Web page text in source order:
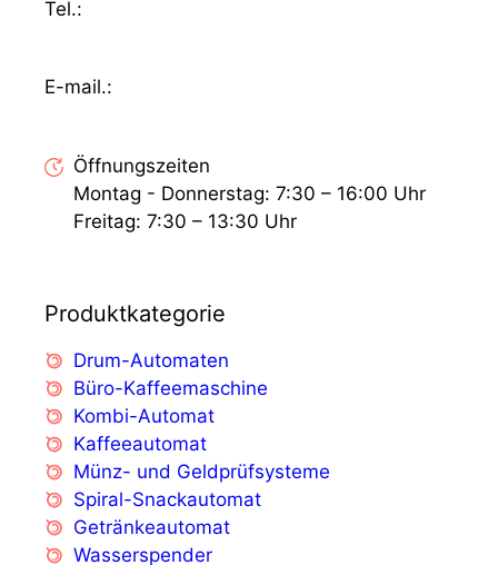
Tel.:
E-mail.:
Öffnungszeiten
Montag - Donnerstag: 7:30 – 16:00 Uhr
Freitag: 7:30 – 13:30 Uhr
Produktkategorie
Drum-Automaten
Büro-Kaffeemaschine
Kombi-Automat
Kaffeeautomat
Münz- und Geldprüfsysteme
Spiral-Snackautomat
Getränkeautomat
Wasserspender